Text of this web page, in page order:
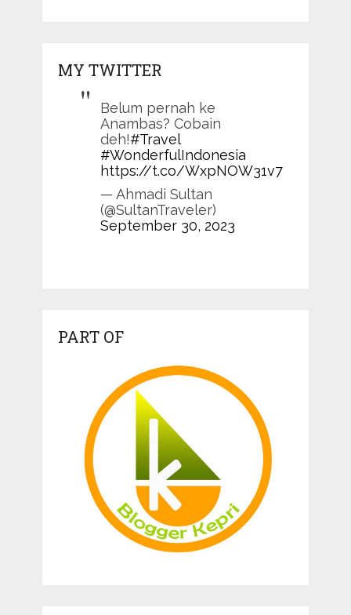
MY TWITTER
Belum pernah ke
Anambas? Cobain
deh!#Travel
#WonderfulIndonesia
https://t.co/WxpNOW31v7
— Ahmadi Sultan
(@SultanTraveler)
September 30, 2023
PART OF